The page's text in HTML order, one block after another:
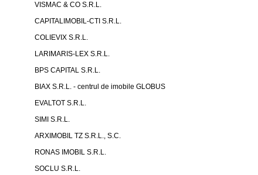
VISMAC & CO S.R.L.
CAPITALIMOBIL-CTI S.R.L.
COLIEVIX S.R.L.
LARIMARIS-LEX S.R.L.
BPS CAPITAL S.R.L.
BIAX S.R.L. - centrul de imobile GLOBUS
EVALTOT S.R.L.
SIMI S.R.L.
ARXIMOBIL TZ S.R.L., S.C.
RONAS IMOBIL S.R.L.
SOCLU S.R.L.